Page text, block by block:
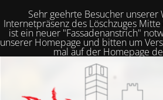
Sehr geehrte Besucher
Internetpräsenz des Löschzuges
ist ein neuer "Fassadenanstrich"
unserer Homepage und bitten um
mal auf der Homepage